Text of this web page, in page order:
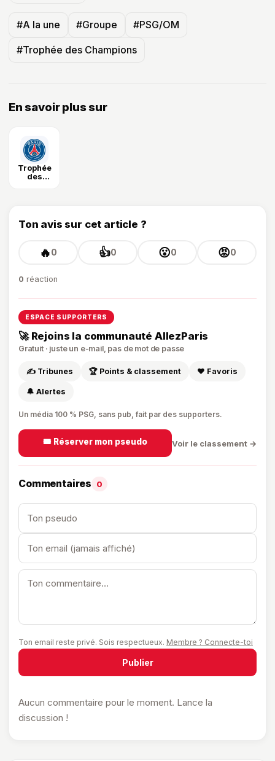
#A la une #Groupe #PSG/OM
#Trophée des Champions
En savoir plus sur
Trophée
des
Ton avis sur cet article ?
🔥0 👍0 😮0 😡0
0 réaction
ESPACE SUPPORTERS
🚀 Rejoins la communauté AllezParis
Gratuit · juste un e-mail, pas de mot de passe
✍️ Tribunes 🏆 Points & classement ❤️ Favoris
🔔 Alertes
Un média 100 % PSG, sans pub, fait par des supporters.
🎟️ Réserver mon pseudo Voir le classement →
Commentaires 0
Ton email reste privé. Sois respectueux. Membre ? Connecte-toi
Publier
Aucun commentaire pour le moment. Lance la
discussion !